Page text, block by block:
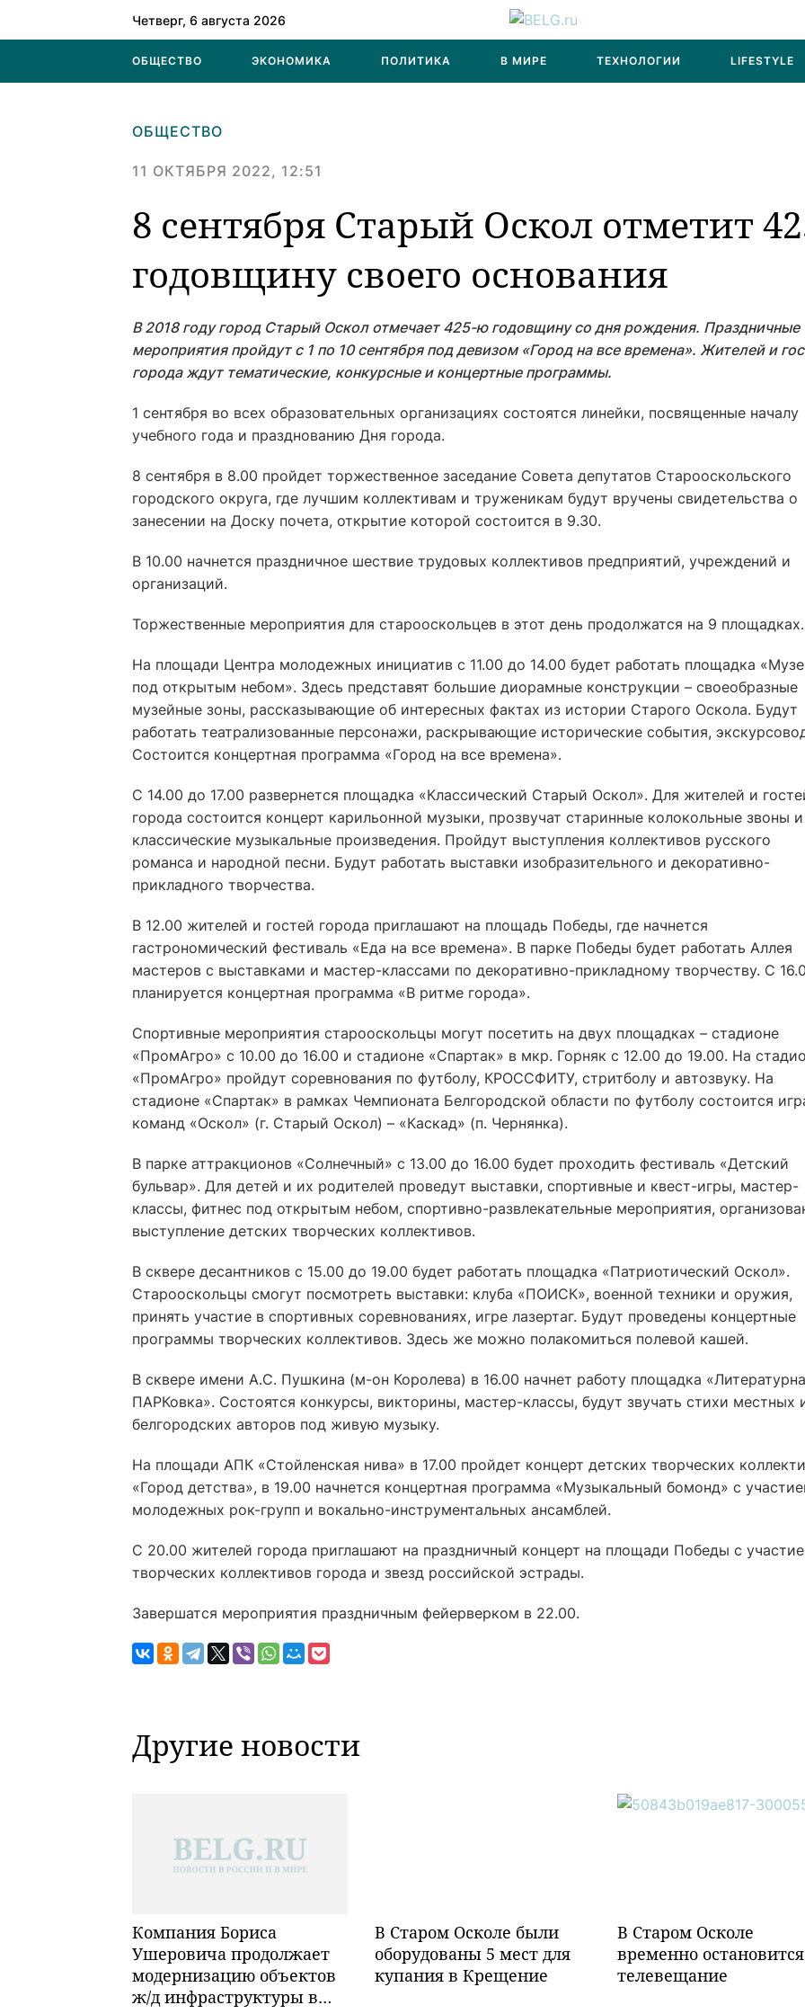
Четверг, 6 августа 2026
ОБЩЕСТВО ЭКОНОМИКА ПОЛИТИКА В МИРЕ ТЕХНОЛОГИИ LIFESTYLE
ОБЩЕСТВО
11 ОКТЯБРЯ 2022, 12:51
8 сентября Старый Оскол отметит
годовщину своего основания
В 2018 году город Старый Оскол отмечает 425-ю годовщину со дня рождения. Праздничные
мероприятия пройдут с 1 по 10 сентября под девизом «Город на все времена». Жителей и
города ждут тематические, конкурсные и концертные программы.
1 сентября во всех образовательных организациях состоятся линейки, посвященные началу
учебного года и празднованию Дня города.
8 сентября в 8.00 пройдет торжественное заседание Совета депутатов Старооскольского
городского округа, где лучшим коллективам и труженикам будут вручены свидетельства о
занесении на Доску почета, открытие которой состоится в 9.30.
В 10.00 начнется праздничное шествие трудовых коллективов предприятий, учреждений и
организаций.
Торжественные мероприятия для старооскольцев в этот день продолжатся на 9 площадках.
На площади Центра молодежных инициатив с 11.00 до 14.00 будет работать площадка
под открытым небом». Здесь представят большие диорамные конструкции – своеобразные
музейные зоны, рассказывающие об интересных фактах из истории Старого Оскола. Будут
работать театрализованные персонажи, раскрывающие исторические события,
Состоится концертная программа «Город на все времена».
С 14.00 до 17.00 развернется площадка «Классический Старый Оскол». Для жителей и
города состоится концерт карильонной музыки, прозвучат старинные колокольные звоны и
классические музыкальные произведения. Пройдут выступления коллективов русского
романса и народной песни. Будут работать выставки изобразительного и декоративно-
прикладного творчества.
В 12.00 жителей и гостей города приглашают на площадь Победы, где начнется
гастрономический фестиваль «Еда на все времена». В парке Победы будет работать Аллея
мастеров с выставками и мастер-классами по декоративно-прикладному творчеству. С
планируется концертная программа «В ритме города».
Спортивные мероприятия старооскольцы могут посетить на двух площадках – стадионе
«ПромАгро» с 10.00 до 16.00 и стадионе «Спартак» в мкр. Горняк с 12.00 до 19.00. На
«ПромАгро» пройдут соревнования по футболу, КРОССФИТУ, стритболу и автозвуку. На
стадионе «Спартак» в рамках Чемпионата Белгородской области по футболу состоится
команд «Оскол» (г. Старый Оскол) – «Каскад» (п. Чернянка).
В парке аттракционов «Солнечный» с 13.00 до 16.00 будет проходить фестиваль «Детский
бульвар». Для детей и их родителей проведут выставки, спортивные и квест-игры, мастер-
классы, фитнес под открытым небом, спортивно-развлекательные мероприятия,
выступление детских творческих коллективов.
В сквере десантников с 15.00 до 19.00 будет работать площадка «Патриотический Оскол».
Старооскольцы смогут посмотреть выставки: клуба «ПОИСК», военной техники и оружия,
принять участие в спортивных соревнованиях, игре лазертаг. Будут проведены концертные
программы творческих коллективов. Здесь же можно полакомиться полевой кашей.
В сквере имени А.С. Пушкина (м-он Королева) в 16.00 начнет работу площадка
ПАРКовка». Состоятся конкурсы, викторины, мастер-классы, будут звучать стихи местных
белгородских авторов под живую музыку.
На площади АПК «Стойленская нива» в 17.00 пройдет концерт детских творческих
«Город детства», в 19.00 начнется концертная программа «Музыкальный бомонд» с
молодежных рок-групп и вокально-инструментальных ансамблей.
С 20.00 жителей города приглашают на праздничный концерт на площади Победы с
творческих коллективов города и звезд российской эстрады.
Завершатся мероприятия праздничным фейерверком в 22.00.
Другие новости
Компания Бориса
Ушеровича продолжает
модернизацию объектов
ж/д инфраструктуры в
В Старом Осколе были
оборудованы 5 мест для
купания в Крещение
В Старом Осколе
временно остановится
телевещание